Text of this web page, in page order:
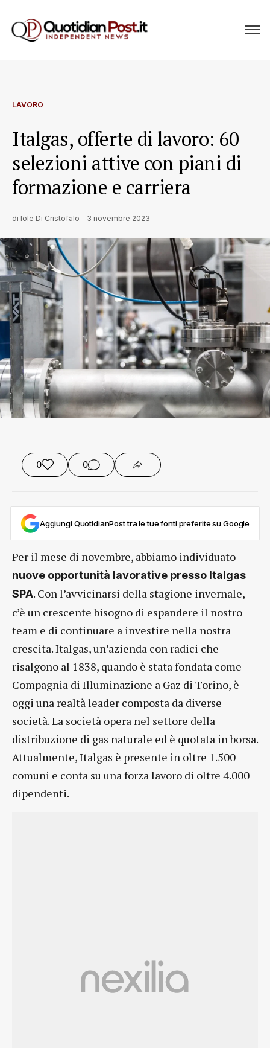
LAVORO
Italgas, offerte di lavoro: 60
selezioni attive con piani di
formazione e carriera
di Iole Di Cristofalo - 3 novembre 2023
0 0
Aggiungi QuotidianPost tra le tue fonti preferite su Google
Per il mese di novembre, abbiamo individuato
nuove opportunità lavorative presso Italgas
SPA. Con l’avvicinarsi della stagione invernale,
c’è un crescente bisogno di espandere il nostro
team e di continuare a investire nella nostra
crescita. Italgas, un’azienda con radici che
risalgono al 1838, quando è stata fondata come
Compagnia di Illuminazione a Gaz di Torino, è
oggi una realtà leader composta da diverse
società. La società opera nel settore della
distribuzione di gas naturale ed è quotata in borsa.
Attualmente, Italgas è presente in oltre 1.500
comuni e conta su una forza lavoro di oltre 4.000
dipendenti.